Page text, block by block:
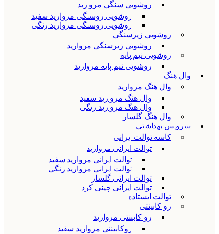
روشویی سنگی مروارید
روشویی روسنگی مروارید سفید
روشویی روسنگی مروارید رنگی
روشویی زیرسنگی
روشویی زیرسنگی مروارید
روشویی نیم پایه
روشویی نیم پایه مروارید
وال هنگ
وال هنگ مروارید
وال هنگ مروارید سفید
وال هنگ مروارید رنگی
وال هنگ گلسار
سرویس بهداشتی
کاسه توالت ایرانی
توالت ایرانی مروارید
توالت ایرانی مروارید سفید
توالت ایرانی مروارید رنگی
توالت ایرانی گلسار
توالت ایرانی چینی کرد
توالت ایستاده
رو کابینتی
رو کابینتی مروارید
روکابینتی مروارید سفید